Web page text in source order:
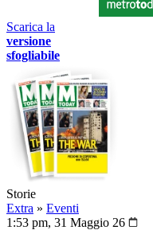
Scarica la
versione
sfogliabile
Storie
Extra » Eventi
1:53 pm, 31 Maggio 26